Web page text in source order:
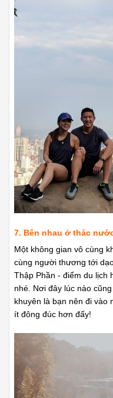
7. Bên nhau ở thác
Một không gian vô cùng
cùng người thương tới
Thập Phần - điểm du lịch
nhé. Nơi đây lúc nào
khuyên là bạn nên đi vào
ít đông đúc hơn đấy!